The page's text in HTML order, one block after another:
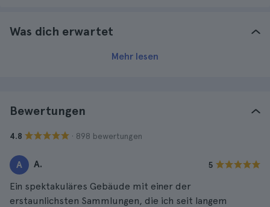
Was dich erwartet
Mehr lesen
Bewertungen
4.8 · 898 bewertungen
A A. 5
Ein spektakuläres Gebäude mit einer der
erstaunlichsten Sammlungen, die ich seit langem